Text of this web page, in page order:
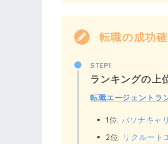
転職の成功
STEP1
ランキングの上
転職エージェントラ
1位:パソナキャ
2位: リクルート